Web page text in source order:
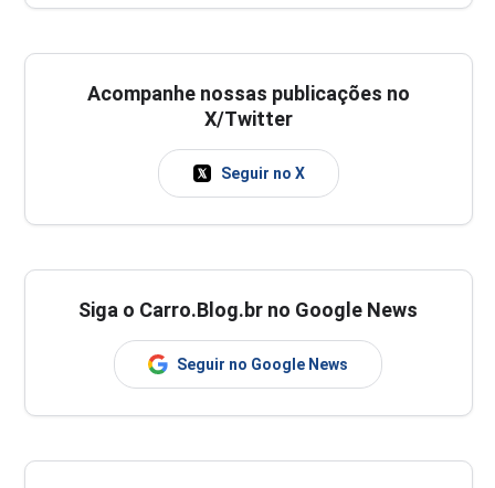
Acompanhe nossas publicações no
X/Twitter
Seguir no X
Siga o Carro.Blog.br no Google News
Seguir no Google News